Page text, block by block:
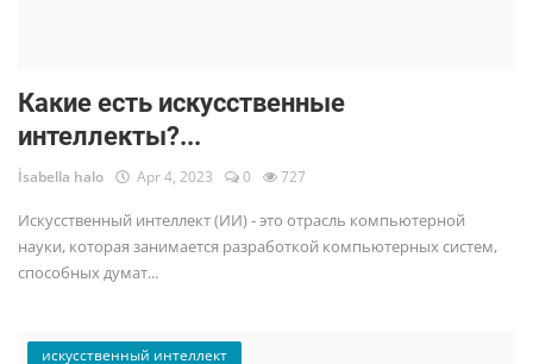
Какие есть искусственные
интеллекты?...
İsabella halo Apr 4, 2023 0 727
Искусственный интеллект (ИИ) - это отрасль компьютерной
науки, которая занимается разработкой компьютерных систем,
способных думат...
искусственный интеллект